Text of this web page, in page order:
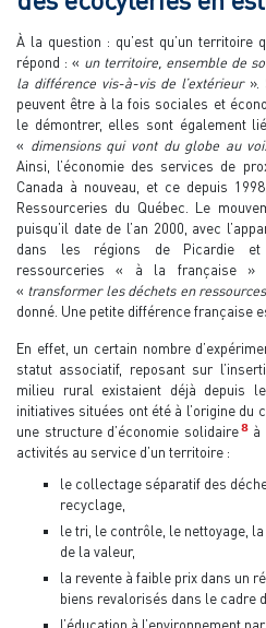
À la question : qu’est qu’un territoire
répond : « un territoire, ensemble de
la différence vis-à-vis de l’extérieur».
peuvent être à la fois sociales et
le démontrer, elles sont également
« dimensions qui vont du globe au
Ainsi, l’économie des services de
Canada à nouveau, et ce depuis
Ressourceries du Québec. Le
puisqu’il date de l’an 2000, avec
dans les régions de Picardie et
ressourceries « à la française »
« transformer les déchets en ressources
donné. Une petite différence française
En effet, un certain nombre
statut associatif, reposant sur
milieu rural existaient déjà depuis
initiatives situées ont été à l’origine du
une structure d’économie solidaire 8à
activités au service d’un territoire :
le collectage séparatif des
recyclage,
le tri, le contrôle, le nettoyage,
de la valeur,
la revente à faible prix dans un
biens revalorisés dans le cadre